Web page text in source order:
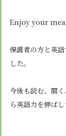
Enjoy your meal.
保護者の方と英
した。
今後も読む、聞
ら英語力を伸ばし